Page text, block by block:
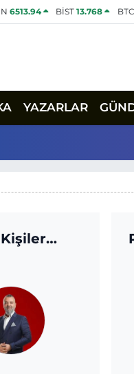
6513.94 BİST13.768 BTC
YAZARLAR
Kişiler…